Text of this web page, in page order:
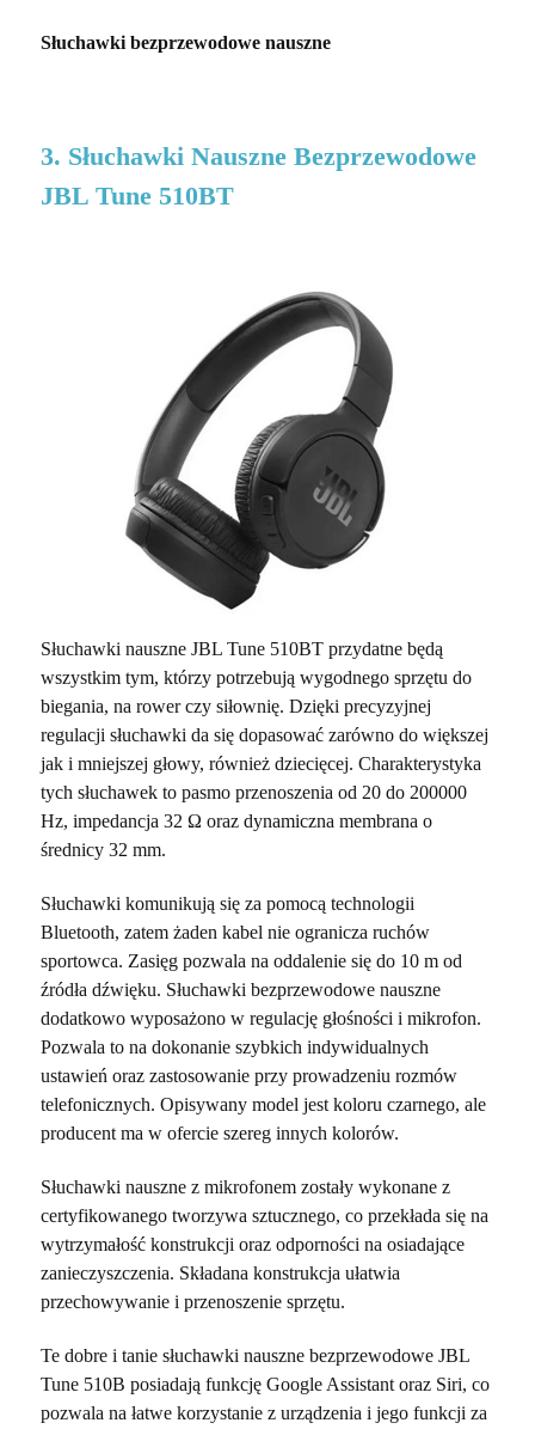
Słuchawki bezprzewodowe nauszne
3. Słuchawki Nauszne Bezprzewodowe
JBL Tune 510BT
Słuchawki nauszne JBL Tune 510BT przydatne będą
wszystkim tym, którzy potrzebują wygodnego sprzętu do
biegania, na rower czy siłownię. Dzięki precyzyjnej
regulacji słuchawki da się dopasować zarówno do większej
jak i mniejszej głowy, również dziecięcej. Charakterystyka
tych słuchawek to pasmo przenoszenia od 20 do 200000
Hz, impedancja 32 Ω oraz dynamiczna membrana o
średnicy 32 mm.
Słuchawki komunikują się za pomocą technologii
Bluetooth, zatem żaden kabel nie ogranicza ruchów
sportowca. Zasięg pozwala na oddalenie się do 10 m od
źródła dźwięku. Słuchawki bezprzewodowe nauszne
dodatkowo wyposażono w regulację głośności i mikrofon.
Pozwala to na dokonanie szybkich indywidualnych
ustawień oraz zastosowanie przy prowadzeniu rozmów
telefonicznych. Opisywany model jest koloru czarnego, ale
producent ma w ofercie szereg innych kolorów.
Słuchawki nauszne z mikrofonem zostały wykonane z
certyfikowanego tworzywa sztucznego, co przekłada się na
wytrzymałość konstrukcji oraz odporności na osiadające
zanieczyszczenia. Składana konstrukcja ułatwia
przechowywanie i przenoszenie sprzętu.
Te dobre i tanie słuchawki nauszne bezprzewodowe JBL
Tune 510B posiadają funkcję Google Assistant oraz Siri, co
pozwala na łatwe korzystanie z urządzenia i jego funkcji za